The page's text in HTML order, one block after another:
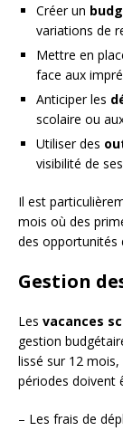
Créer un
variations de
Mettre en
face aux
Anticiper les
scolaire ou
Utiliser des
visibilité de
Il est
mois où des
des opportunités
Gestion
Les vacances
gestion
lissé sur 12
périodes doivent
– Les frais de